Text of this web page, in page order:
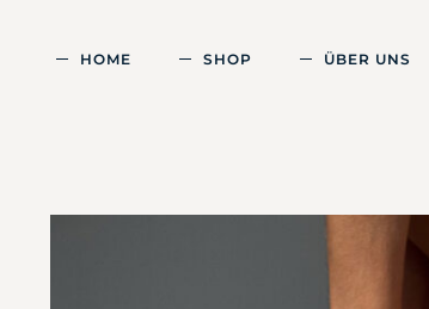
HOME SHOP ÜBER UNS